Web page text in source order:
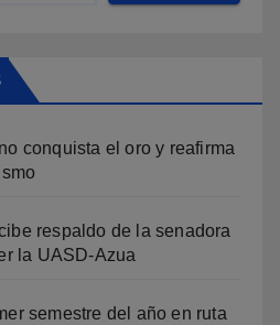
conquista el oro y reafirma
respaldo de la senadora
la UASD-Azua
semestre del año en ruta